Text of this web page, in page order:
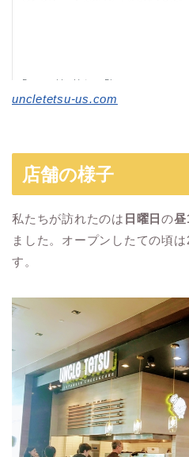
uncletetsu-us.com
店舗の様子
私たちが訪れたのは 日曜日の昼
ました。オープンしたての頃
す。